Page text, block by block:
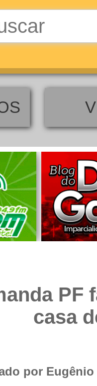
PF
casa
por Eugênio